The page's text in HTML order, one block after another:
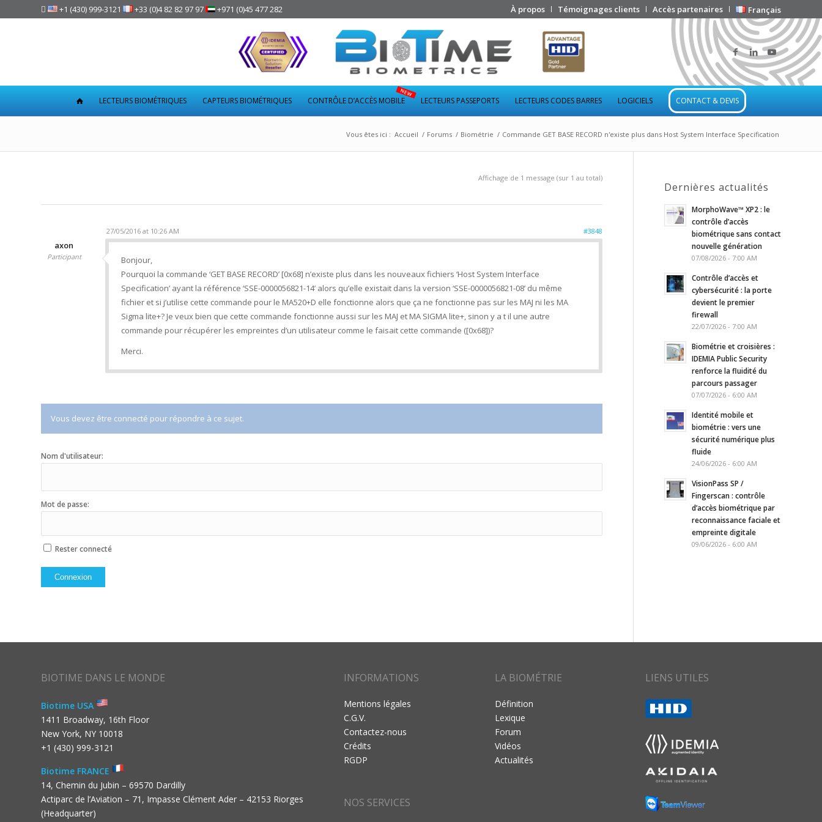
À propos Témoignages clients Accès partenaires Français
 +1 (430) 999-3121 +33 (0)4 82 82 97 97 +971 (0)45 477 282
LECTEURS BIOMÉTRIQUES CAPTEURS BIOMÉTRIQUES CONTRÔLE D’ACCÈS MOBILE LECTEURS PASSEPORTS LECTEURS CODES BARRES LOGICIELS CONTACT & DEVIS
Vous êtes ici : Accueil / Forums / Biométrie / Commande GET BASE RECORD n'existe plus dans Host System Interface Specification
Affichage de 1 message (sur 1 au total)
27/05/2016 at 10:26 AM #3848
axon
Participant
Bonjour,
Pourquoi la commande ‘GET BASE RECORD’ [0x68] n’existe plus dans les nouveaux fichiers ‘Host System Interface
Specification’ ayant la référence ‘SSE-0000056821-14’ alors qu’elle existait dans la version ‘SSE-0000056821-08’ du même
fichier et si j’utilise cette commande pour le MA520+D elle fonctionne alors que ça ne fonctionne pas sur les MAJ ni les MA
Sigma lite+? Je veux bien que cette commande fonctionne aussi sur les MAJ et MA SIGMA lite+, sinon y a t il une autre
commande pour récupérer les empreintes d’un utilisateur comme le faisait cette commande ([0x68])?
Merci.
Vous devez être connecté pour répondre à ce sujet.
Nom d'utilisateur:
Mot de passe:
Rester connecté
Connexion
Dernières actualités
MorphoWave™ XP2 : le
contrôle d’accès
biométrique sans contact
nouvelle génération
07/08/2026 - 7:00 AM
Contrôle d’accès et
cybersécurité : la porte
devient le premier
firewall
22/07/2026 - 7:00 AM
Biométrie et croisières :
IDEMIA Public Security
renforce la fluidité du
parcours passager
07/07/2026 - 6:00 AM
Identité mobile et
biométrie : vers une
sécurité numérique plus
fluide
24/06/2026 - 6:00 AM
VisionPass SP /
Fingerscan : contrôle
d’accès biométrique par
reconnaissance faciale et
empreinte digitale
09/06/2026 - 6:00 AM
BIOTIME DANS LE MONDE
Biotime USA
1411 Broadway, 16th Floor
New York, NY 10018
+1 (430) 999-3121
Biotime FRANCE
14, Chemin du Jubin – 69570 Dardilly
Actiparc de l’Aviation – 71, Impasse Clément Ader – 42153 Riorges
(Headquarter)
INFORMATIONS
Mentions légales
C.G.V.
Contactez-nous
Crédits
RGDP
NOS SERVICES
LA BIOMÉTRIE
Définition
Lexique
Forum
Vidéos
Actualités
LIENS UTILES